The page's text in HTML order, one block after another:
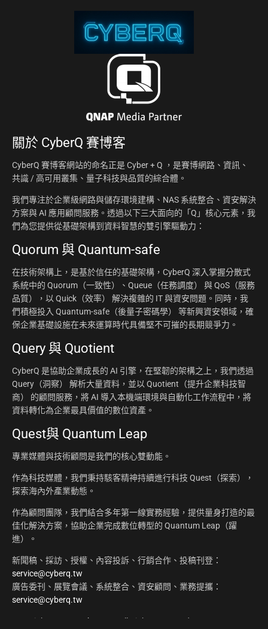
關於 CyberQ 賽博客
CyberQ 賽博客網站的命名正是 Cyber + Q ，是賽博網路、資訊、
共識 / 高可用叢集、量子科技與品質的綜合體。
我們專注於企業級網路與儲存環境建構、NAS 系統整合、資安解決
方案與 AI 應用顧問服務。透過以下三大面向的「Q」核心元素，我
們為您提供從基礎架構到資料智慧的雙引擎驅動力：
Quorum 與 Quantum-safe
在技術架構上，是基於信任的基礎架構，CyberQ 深入掌握分散式
系統中的 Quorum（一致性）、Queue（任務調度） 與 QoS（服務
品質），以 Quick（效率） 解決複雜的 IT 與資安問題。同時，我
們積極投入 Quantum-safe（後量子密碼學） 等新興資安領域，確
保企業基礎設施在未來運算時代具備堅不可摧的長期競爭力。
Query 與 Quotient
CyberQ 是協助企業成長的 AI 引擎，在堅韌的架構之上，我們透過
Query（洞察） 解析大量資料，並以 Quotient（提升企業科技智
商） 的顧問服務，將 AI 導入本機端環境與自動化工作流程中，將
資料轉化為企業最具價值的數位資產。
Quest與 Quantum Leap
專業媒體與技術顧問是我們的核心雙動能。
作為科技媒體，我們秉持駭客精神持續進行科技 Quest（探索），
探索海內外產業動態。
作為顧問團隊，我們結合多年第一線實務經驗，提供量身打造的最
佳化解決方案，協助企業完成數位轉型的 Quantum Leap（躍
進）。
新聞稿、採訪、授權、內容投訴、行銷合作、投稿刊登：
service@cyberq.tw
廣告委刊、展覽會議、系統整合、資安顧問、業務提攜：
service@cyberq.tw
Copyright ©2026 CyberQ.tw All Rights Reserved.